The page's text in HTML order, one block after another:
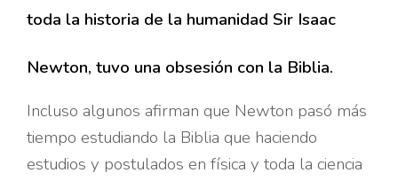
toda la historia de la humanidad Sir Isaac
Newton, tuvo una obsesión con la Biblia.
Incluso algunos afirman que Newton pasó más
tiempo estudiando la Biblia que haciendo
estudios y postulados en física y toda la ciencia